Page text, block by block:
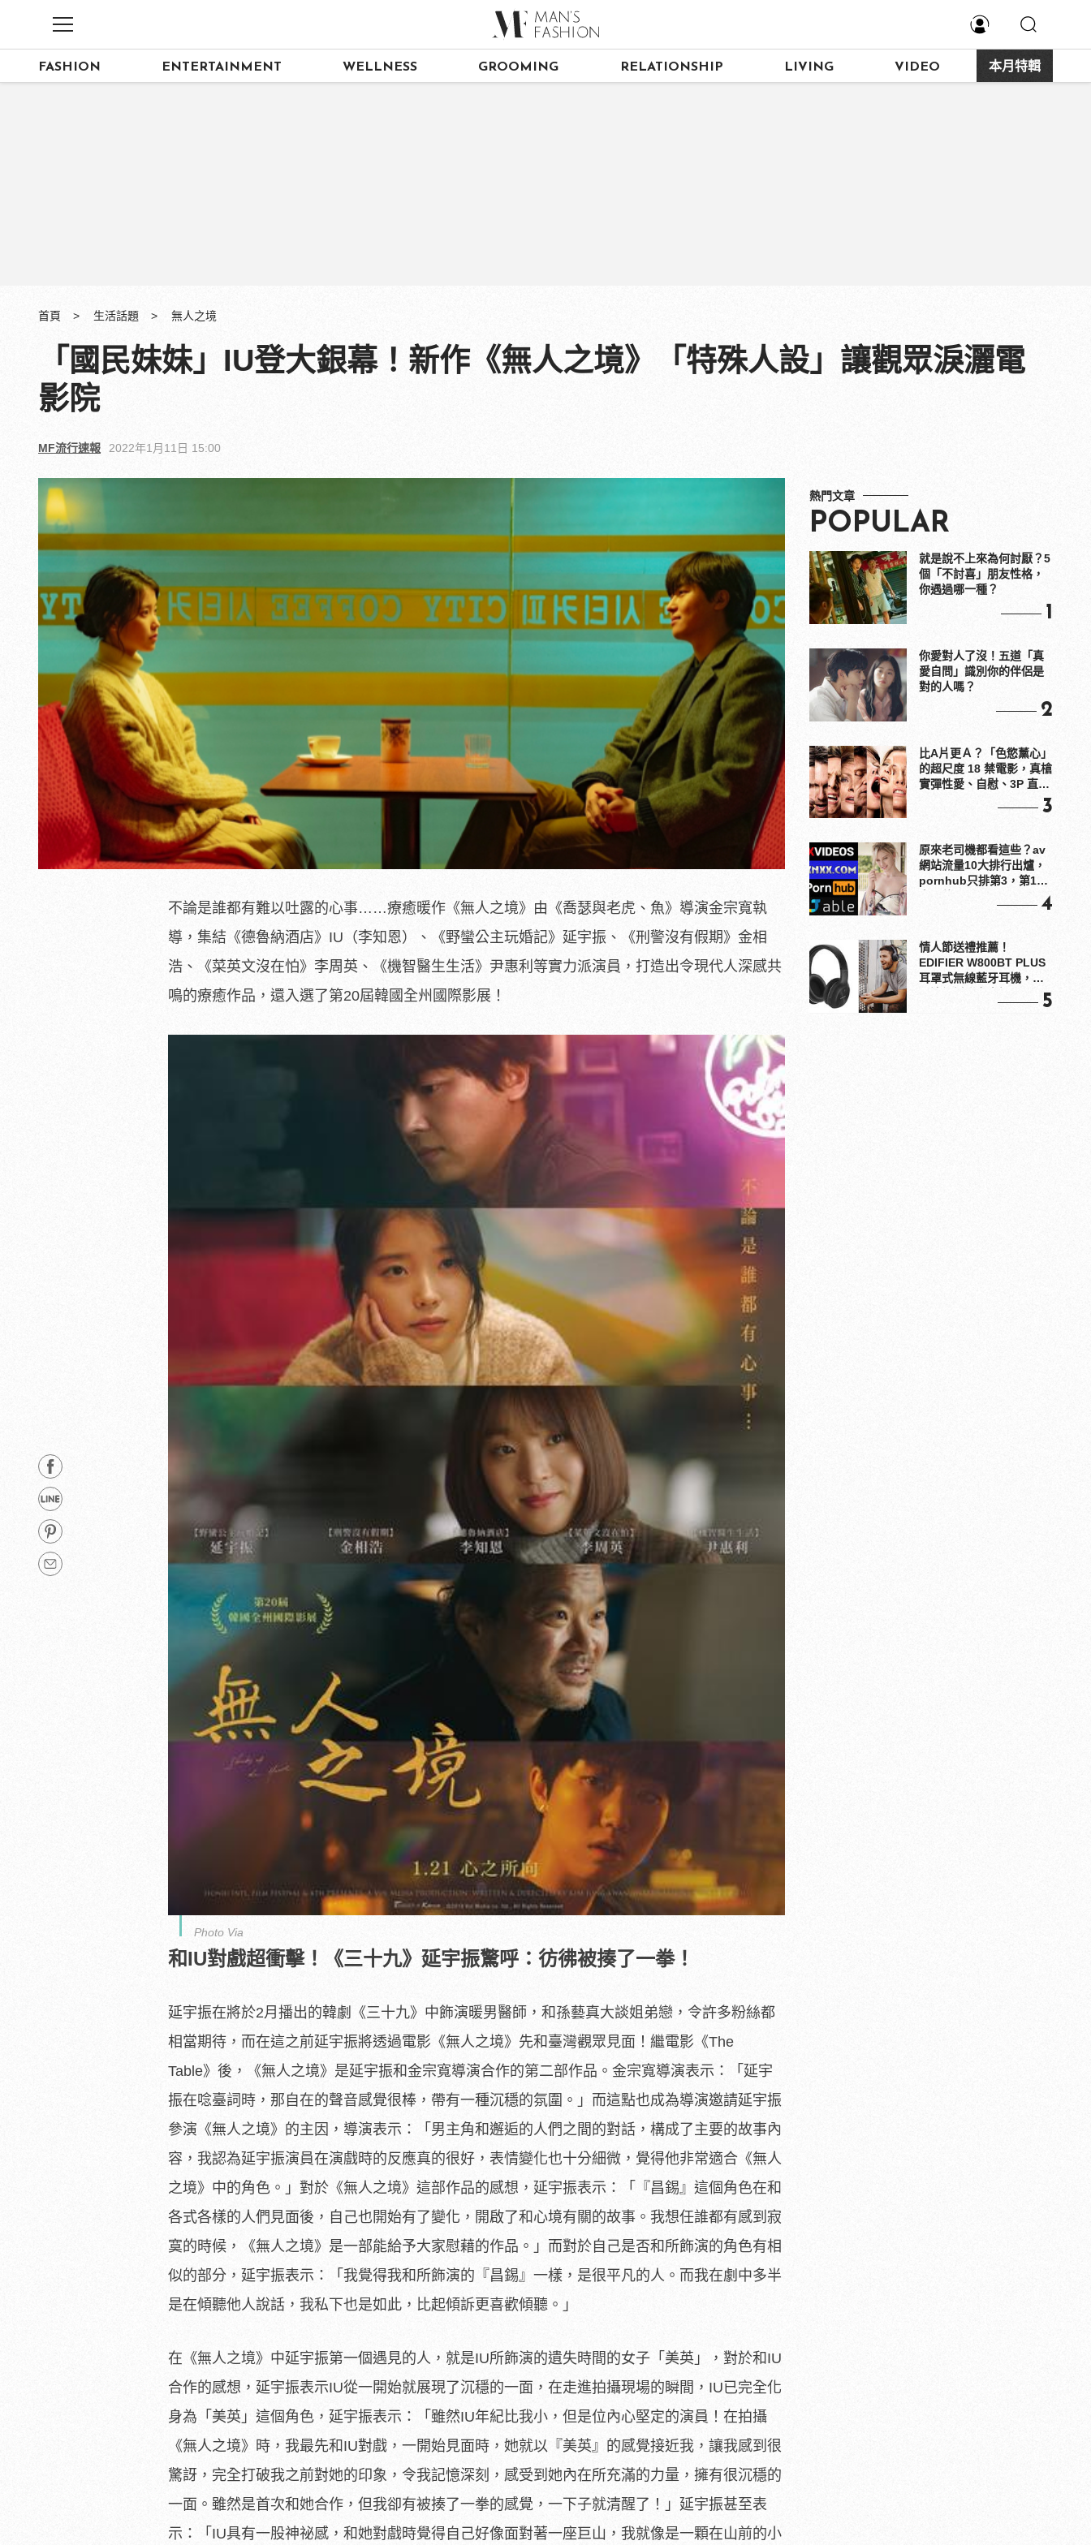
FASHION ENTERTAINMENT WELLNESS GROOMING RELATIONSHIP LIVING VIDEO 本月特輯
首頁 生活話題 無人之境
「國民妹妹」IU登大銀幕！新作《無人之境》「特殊人設」讓觀眾淚灑電
影院
MF流行速報 2022年1月11日 15:00
不論是誰都有難以吐露的心事……療癒暖作《無人之境》由《喬瑟與老虎、魚》導演金宗寬執
導，集結《德魯納酒店》IU（李知恩）、《野蠻公主玩婚記》延宇振、《刑警沒有假期》金相
浩、《菜英文沒在怕》李周英、《機智醫生生活》尹惠利等實力派演員，打造出令現代人深感共
鳴的療癒作品，還入選了第20屆韓國全州國際影展！
Photo Via
和IU對戲超衝擊！《三十九》延宇振驚呼：彷彿被揍了一拳！
延宇振在將於2月播出的韓劇《三十九》中飾演暖男醫師， 和孫藝真大談姐弟戀，令許多粉絲都
相當期待， 而在這之前延宇振將透過電影《無人之境》先和臺灣觀眾見面！ 繼電影《The
Table》後，《無人之境》 是延宇振和金宗寬導演合作的第二部作品。金宗寬導演表示：「 延宇
振在唸臺詞時，那自在的聲音感覺很棒，帶有一種沉穩的氛圍。 」而這點也成為導演邀請延宇振
參演《無人之境》的主因， 導演表示：「男主角和邂逅的人們之間的對話， 構成了主要的故事內
容， 我認為延宇振演員在演戲時的反應真的很好，表情變化也十分細微， 覺得他非常適合《無人
之境》中的角色。」對於《無人之境》 這部作品的感想，延宇振表示：「『昌錫』 這個角色在和
各式各樣的人們見面後，自己也開始有了變化， 開啟了和心境有關的故事。我想任誰都有感到寂
寞的時候，《無人之境》是一部能給予大家慰藉的作品。」 而對於自己是否和所飾演的角色有相
似的部分，延宇振表示：「 我覺得我和所飾演的『昌錫』一樣，是很平凡的人。 而我在劇中多半
是在傾聽他人說話，我私下也是如此， 比起傾訴更喜歡傾聽。」
在《無人之境》中延宇振第一個遇見的人，就是IU所飾演的遺失時間的女子「美英」，對於和IU
合作的感想，延宇振表示IU從一開始就展現了沉穩的一面，在走進拍攝現場的瞬間，IU已完全化
身為 「美英」這個角色，延宇振表示：「雖然IU年紀比我小， 但是位內心堅定的演員！在拍攝
《無人之境》時，我最先和IU對戲 ，一開始見面時，她就以『美英』的感覺接近我，讓我感到很
驚訝， 完全打破我之前對她的印象，令我記憶深刻， 感受到她內在所充滿的力量，擁有很沉穩的
一面。 雖然是首次和她合作，但我卻有被揍了一拳的感覺， 一下子就清醒了！」延宇振甚至表
示：「IU具有一股神祕感， 和她對戲時覺得自己好像面對著一座巨山， 我就像是一顆在山前的小
熱門文章
POPULAR
就是說不上來為何討厭？5
個「不討喜」朋友性格，
你遇過哪一種？
1
你愛對人了沒！五道「真
愛自問」識別你的伴侶是
對的人嗎？
2
比A片更Ａ？「色慾薰心」
的超尺度 18 禁電影，真槍
實彈性愛、自慰、3P 直接
3
原來老司機都看這些？av
網站流量10大排行出爐，
pornhub只排第3，第1名
4
情人節送禮推薦！
EDIFIER W800BT PLUS
耳罩式無線藍牙耳機，在
5